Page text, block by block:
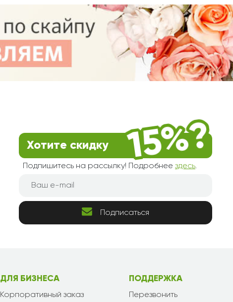
Хотите скидку
Подпишитесь на рассылку! Подробнее здесь.
Подписаться
ДЛЯ БИЗНЕСА
Корпоративный заказ
ПОДДЕРЖКА
Перезвонить